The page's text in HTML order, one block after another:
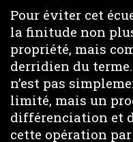
Pour éviter cet
la finitude non
propriété, mais
derridien du
n’est pas
limité, mais un
différenciation et
cette opération